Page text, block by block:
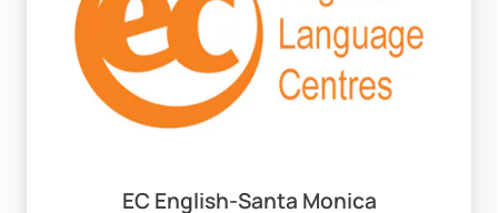
birleştirerek dil pratiğini keyifli bir deneyime
dönüştürür.
Vize Süreci ve Resmi İşlemler
ABD’de dil eğitimi almayı hedefleyen öğrenciler
kanıtları, pasaport geçerlilik süresi gibi belgelerin
EC English-Santa Monica